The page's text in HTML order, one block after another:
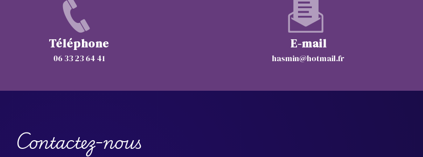
Téléphone
06 33 23 64 41
E-mail
hasmin@hotmail.fr
Contactez-nous